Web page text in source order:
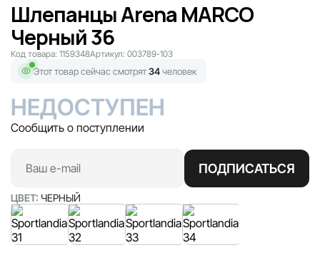
Шлепанцы Arena MARCO
Черный 36
Код товара: 1159348Артикул: 003789-103
Этот товар сейчас смотрят34человек
НЕДОСТУПЕН
Сообщить о поступлении
ПОДПИСАТЬСЯ
ЦВЕТ: ЧЕРНЫЙ